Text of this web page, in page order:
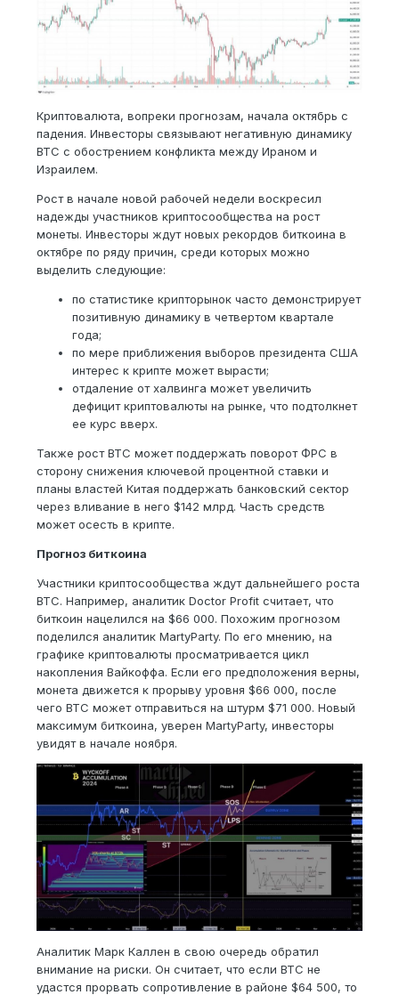
Криптовалюта, вопреки прогнозам, начала октябрь с
падения. Инвесторы связывают негативную динамику
BTC с обострением конфликта между Ираном и
Израилем.
Рост в начале новой рабочей недели воскресил
надежды участников криптосообщества на рост
монеты. Инвесторы ждут новых рекордов биткоина в
октябре по ряду причин, среди которых можно
выделить следующие:
по статистике крипторынок часто демонстрирует
позитивную динамику в четвертом квартале
года;
по мере приближения выборов президента США
интерес к крипте может вырасти;
отдаление от халвинга может увеличить
дефицит криптовалюты на рынке, что подтолкнет
ее курс вверх.
Также рост BTC может поддержать поворот ФРС в
сторону снижения ключевой процентной ставки и
планы властей Китая поддержать банковский сектор
через вливание в него $142 млрд. Часть средств
может осесть в крипте.
Прогноз биткоина
Участники криптосообщества ждут дальнейшего роста
BTC. Например, аналитик Doctor Profit считает, что
биткоин нацелился на $66 000. Похожим прогнозом
поделился аналитик MartyParty. По его мнению, на
графике криптовалюты просматривается цикл
накопления Вайкоффа. Если его предположения верны,
монета движется к прорыву уровня $66 000, после
чего BTC может отправиться на штурм $71 000. Новый
максимум биткоина, уверен MartyParty, инвесторы
увидят в начале ноября.
Аналитик Марк Каллен в свою очередь обратил
внимание на риски. Он считает, что если BTC не
удастся прорвать сопротивление в районе $64 500, то